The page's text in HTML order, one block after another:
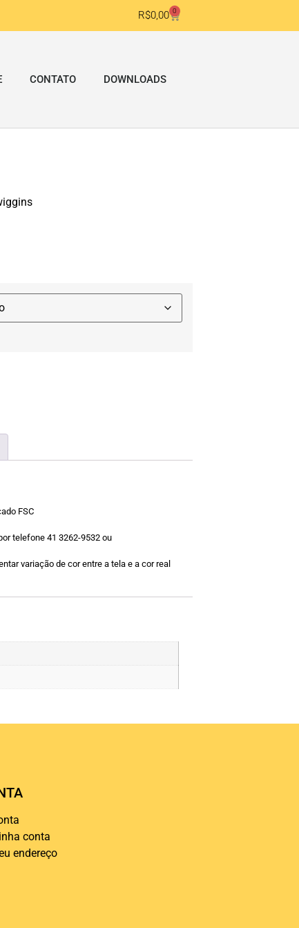
R$0,00 0
CONTATO DOWNLOADS
FSC
telefone 41 3262-9532 ou
variação de cor entre a tela e a cor real
conta
endereço